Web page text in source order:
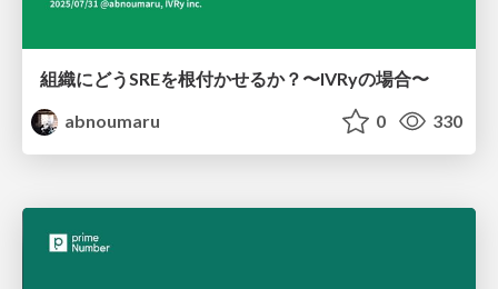
組織にどうSREを根付かせるか？〜IVRyの場合〜
abnoumaru
0 330